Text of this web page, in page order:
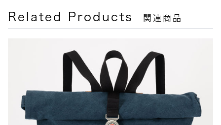
Related Products 関連商品